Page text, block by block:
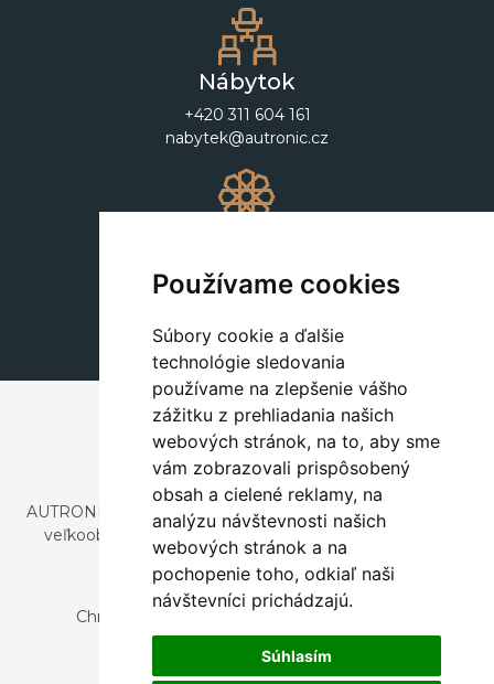
Používame cookies
Súbory cookie a ďalšie
technológie sledovania
používame na zlepšenie vášho
zážitku z prehliadania našich
webových stránok, na to, aby sme
vám zobrazovali prispôsobený
obsah a cielené reklamy, na
analýzu návštevnosti našich
webových stránok a na
pochopenie toho, odkiaľ naši
návštevníci prichádzajú.
Súhlasím
Nábytok
+420 311 604 161
nabytek@autronic.cz
+420 311 604 182
dekorace@autronic.cz
AUTRONIC, s.r.o. je spoločnosť zaoberajúca sa dovozom a
veľkoobchodným predajom dizajnového aj štýlového
nábytku a dekorácií.
Česká republika
Chrustenice 270, 267 12 Loděnice u Berouna
Slovensko
Nová 366, 032 02 Závažná Poruba